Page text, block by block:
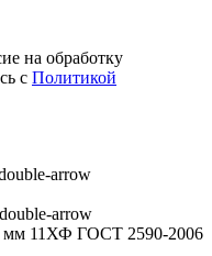
на обработку
с Политикой
мм 11ХФ ГОСТ 2590-2006